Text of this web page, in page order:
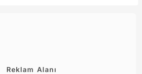
Reklam Alanı